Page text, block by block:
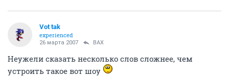
Vot tak
experienced
26 марта 2007 ВАХ
Неужели сказать несколько слов сложнее, чем
устроить такое вот шоу